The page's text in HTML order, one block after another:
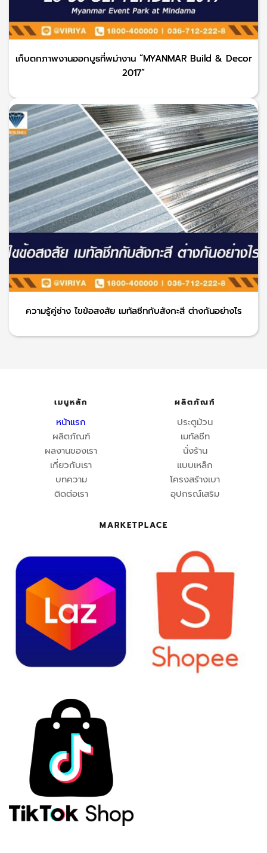
เก็บตกภาพงานออกบูธที่พม่างาน “MYANMAR Build & Decor
2017”
ความรู้คู่ช่าง ไขข้อสงสัย เมทัลชีทกับสังกะสี ต่างกันอย่างไร
เมนูหลัก
หน้าแรก
ผลิตภัณฑ์
ผลงานของเรา
เกี่ยวกับเรา
บทความ
ติดต่อเรา
ผลิตภัณฑ์
ประตูม้วน
เมทัลชีท
นั่งร้าน
แบบเหล็ก
โครงสร้างเบา
อุปกรณ์เสริม
MARKETPLACE